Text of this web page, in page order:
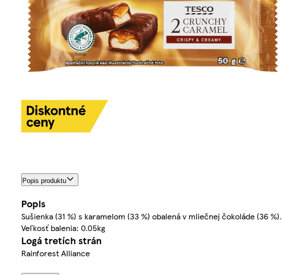
Popis produktu
Popis
Sušienka (31 %) s karamelom (33 %) obalená v mliečnej čokoláde (36 %).
Veľkosť balenia: 0.05kg
Logá tretích strán
Rainforest Alliance